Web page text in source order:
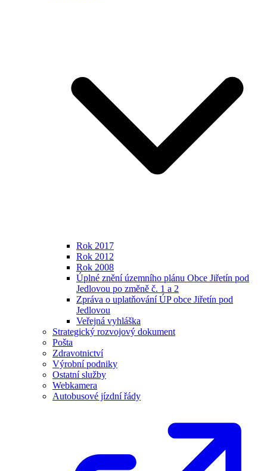
Rok 2017
Rok 2012
Rok 2008
Úplné znění územního plánu Obce Jiřetín pod
Jedlovou po změně č. 1 a 2
Zpráva o uplatňování ÚP obce Jiřetín pod
Jedlovou
Veřejná vyhláška
Strategický rozvojový dokument
Pošta
Zdravotnictví
Výrobní podniky
Ostatní služby
Webkamera
Autobusové jízdní řády